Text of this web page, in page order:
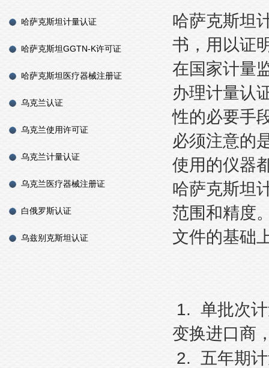
哈萨克斯坦计量认证
哈萨克斯坦GGTN-K许可证
哈萨克斯坦医疗器械注册证
乌克兰认证
乌克兰使用许可证
乌克兰计量认证
乌克兰医疗器械注册证
白俄罗斯认证
乌兹别克斯坦认证
哈萨克斯坦
书，用以证
在国家计量
办理计量认
性的必要手
必须注意的
使用的仪器
哈萨克斯坦
范围和精度
文件的基础
1. 单批次
变换进口商
2. 五年期